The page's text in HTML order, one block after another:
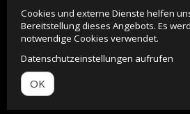
Cookies und externe Dienste helfen
Bereitstellung dieses Angebots. Es
notwendige Cookies verwendet.
Datenschutzeinstellungen aufrufen
OK